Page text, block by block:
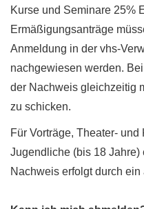
Kurse und Seminare 25%
Ermäßigungsanträge
Anmeldung in der vhs-
nachgewiesen werden.
der Nachweis gleichzeitig
zu schicken.
Für Vorträge, Theater-
Jugendliche (bis 18
Nachweis erfolgt durch